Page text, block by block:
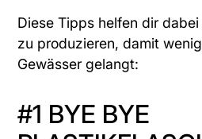
Diese Tipps helfen dir
zu produzieren, damit
Gewässer gelangt:
#1 BYE BYE